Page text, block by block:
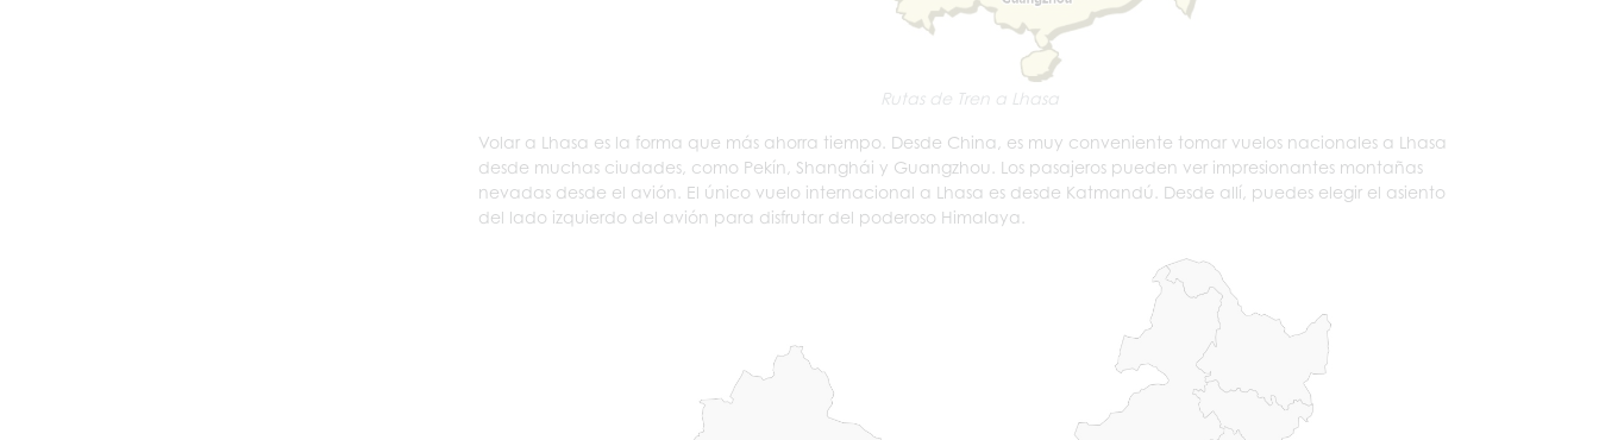
Rutas de Tren a Lhasa
Volar a Lhasa es la forma que más ahorra tiempo. Desde China, es muy conveniente tomar vuelos nacionales a Lhasa
desde muchas ciudades, como Pekín, Shanghái y Guangzhou. Los pasajeros pueden ver impresionantes montañas
nevadas desde el avión. El único vuelo internacional a Lhasa es desde Katmandú. Desde allí, puedes elegir el asiento
del lado izquierdo del avión para disfrutar del poderoso Himalaya.